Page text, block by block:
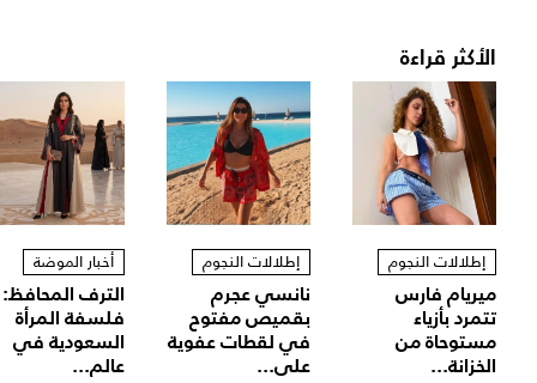
الأكثر قراءة
إطلالات النجوم
ميريام فارس
تتمرد بأزياء
مستوحاة من
الخزانة...
إطلالات النجوم
نانسي عجرم
بقميص مفتوح
في لقطات عفوية
على...
أخبار الموضة
الترف المحافظ:
فلسفة المرأة
السعودية في
عالم...